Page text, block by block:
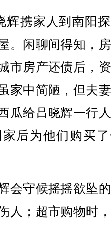
携家人到南阳探
。闲聊间得知，
市房产还债后，
家中简陋，但夫
瓜给吕晓辉一行
后为他们购买
守候摇摇欲坠
人；超市购物时